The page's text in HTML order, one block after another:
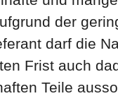
der
darf die
Frist auch
Teile